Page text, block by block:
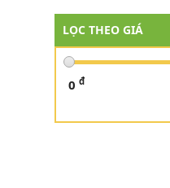
LỌC THEO GIÁ
0 đ